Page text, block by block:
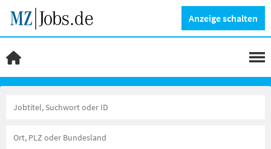
Anzeige schalten